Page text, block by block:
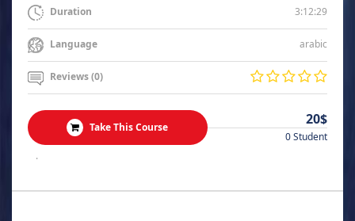
Duration 3:12:29
Language arabic
Reviews (0)
Take This Course 20$
0 Student
.